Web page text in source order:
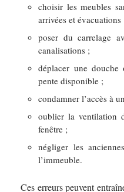
choisir les meubles
arrivées et évacuations
poser du carrelage
canalisations ;
déplacer une
pente disponible ;
condamner l’accès à
oublier la ventilation
fenêtre ;
négliger les
l’immeuble.
Ces erreurs peuvent